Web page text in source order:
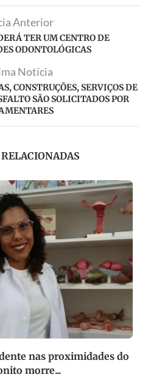
Anterior
TER UM CENTRO DE
ODONTOLÓGICAS
Notícia
CONSTRUÇÕES, SERVIÇOS DE
SÃO SOLICITADOS POR
nas proximidades do
morre...